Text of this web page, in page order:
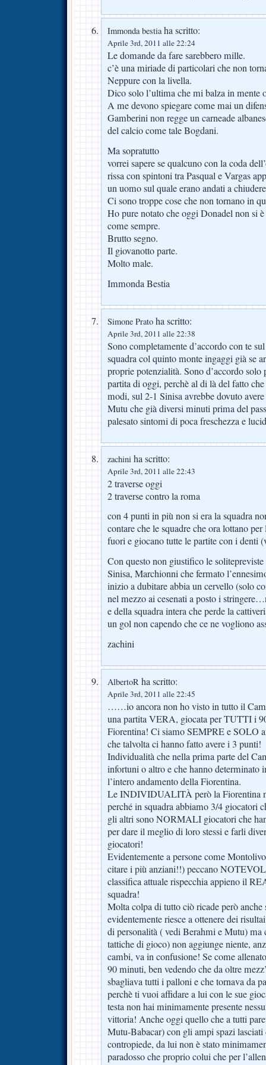
Immonda bestiaha scritto:
Aprile 3rd, 2011 alle 22:24
Le domande da fare sarebbero mille.
c’è una miriade di particolari che non
Neppure con la livella.
Dico solo l’ultima che mi balza in mente
A me devono spiegare come mai un
Gamberini non regge un carneade
del calcio come tale Bogdani.
Ma sopratutto
vorrei sapere se qualcuno con la coda
rissa con spintoni tra Pasqual e Vargas
un uomo sul quale erano andati a
Ci sono troppe cose che non tornano in
Ho pure notato che oggi Donadel non si
come sempre.
Brutto segno.
Il giovanotto parte.
Molto male.
Immonda Bestia
Simone Prato ha scritto:
Aprile 3rd, 2011 alle 22:38
Sono completamente d’accordo con te
squadra col quinto monte ingaggi già se
proprie potenzialità. Sono d’accordo solo
partita di oggi, perchè al di là del fatto
modi, sul 2-1 Sinisa avrebbe dovuto
Mutu che già diversi minuti prima del
palesato sintomi di poca freschezza e
zachini ha scritto:
Aprile 3rd, 2011 alle 22:43
2 traverse oggi
2 traverse contro la roma
con 4 punti in più non si era la squadra
contare che le squadre che ora lottano
fuori e giocano tutte le partite con i denti
Con questo non giustifico le
Sinisa, Marchionni che fermato
inizio a dubitare abbia un cervello (solo
nel mezzo ai cesenati a posto i
e della squadra intera che perde la
un gol non capendo che ce ne vogliono
zachini
AlbertoR ha scritto:
Aprile 3rd, 2011 alle 22:45
……io ancora non ho visto in tutto il
una partita VERA, giocata per TUTTI i
Fiorentina! Ci siamo SEMPRE e SOLO
che talvolta ci hanno fatto avere i 3 punti!
Individualità che nella prima parte del
infortuni o altro e che hanno determinato
l’intero andamento della Fiorentina.
Le INDIVIDUALITÀ però la Fiorentina
perché in squadra abbiamo 3/4 giocatori
gli altri sono NORMALI giocatori che
per dare il meglio di loro stessi e farli
giocatori!
Evidentemente a persone come
citare i più anziani!!) peccano
classifica attuale rispecchia appieno il
squadra!
Molta colpa di tutto ciò ricade però anche
evidentemente riesce a ottenere dei
di personalità ( vedi Berahmi e Mutu) ma
tattiche di gioco) non aggiunge niente,
cambi, va in confusione! Se come
90 minuti, ben vedendo che da oltre
sbagliava tutti i palloni e che tornava da
perchè ti vuoi affidare a lui con le sue
testa non hai minimamente presente
vittoria! Anche oggi quello che a tutti
Mutu-Babacar) con gli ampi spazi lasciati
contropiede, da lui non è stato
paradosso che proprio colui che per